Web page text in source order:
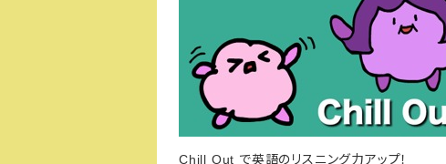
Chill Out で英語のリスニング力アップ！